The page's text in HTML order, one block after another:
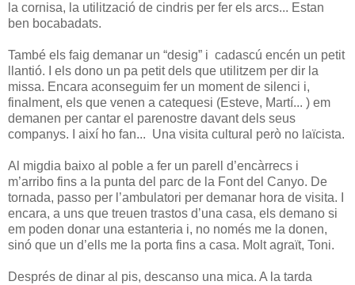
la cornisa, la utilització de cindris per fer els arcs... Estan
ben bocabadats.
També els faig demanar un “desig” i cadascú encén un petit
llantió. I els dono un pa petit dels que utilitzem per dir la
missa. Encara aconseguim fer un moment de silenci i,
finalment, els que venen a catequesi (Esteve, Martí... ) em
demanen per cantar el parenostre davant dels seus
companys. I així ho fan... Una visita cultural però no laïcista.
Al migdia baixo al poble a fer un parell d’encàrrecs i
m’arribo fins a la punta del parc de la Font del Canyo. De
tornada, passo per l’ambulatori per demanar hora de visita. I
encara, a uns que treuen trastos d’una casa, els demano si
em poden donar una estanteria i, no només me la donen,
sinó que un d’ells me la porta fins a casa. Molt agraït, Toni.
Després de dinar al pis, descanso una mica. A la tarda